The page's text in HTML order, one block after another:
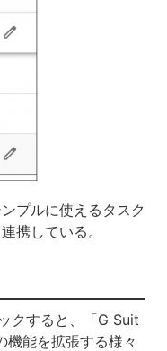
プルに使えるタスク
携している。
クすると、「G Suit
能を拡張する様々